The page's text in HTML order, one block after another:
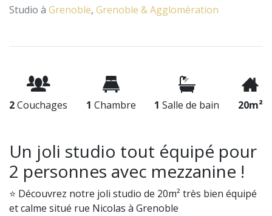
Studio à Grenoble, Grenoble & Agglomération
2Couchages 1 Chambre 1 Salle de bain 20m²
Un joli studio tout équipé pour
2 personnes avec mezzanine !
⭐ Découvrez notre joli studio de 20m² très bien équipé
et calme situé rue Nicolas à Grenoble